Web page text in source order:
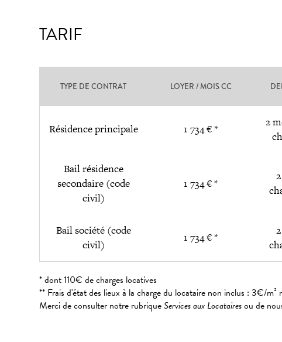
TARIF
TYPE DE CONTRAT LOYER / MOIS CC
Résidence principale 1 734 € *
2
Bail résidence
secondaire (code
civil)
1 734 € *
Bail société (code
civil)
1 734 € *
* dont 110€ de charges locatives
** Frais d'état des lieux à la charge du locataire non inclus : 3€/m²
Merci de consulter notre rubriqueServices aux Locatairesou de